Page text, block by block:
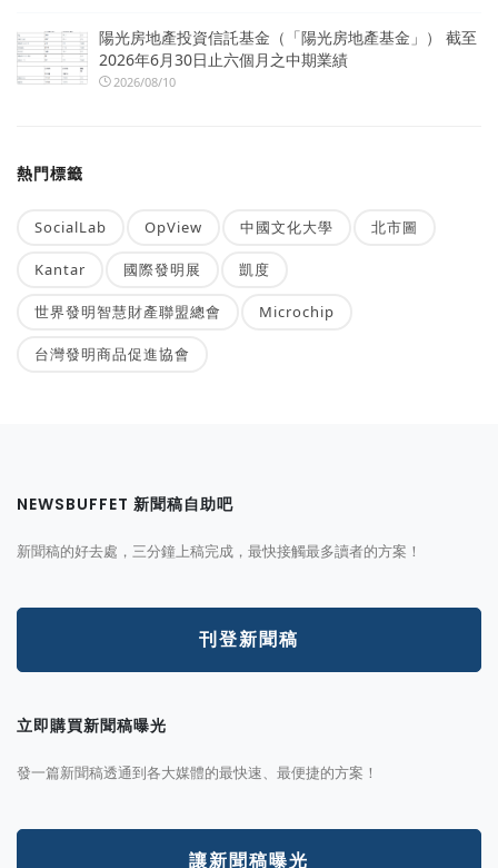
陽光房地產投資信託基金（「陽光房地產基金」） 截至
2026年6月30日止六個月之中期業績
2026/08/10
熱門標籤
SocialLab OpView 中國文化大學 北市圖
Kantar 國際發明展 凱度
世界發明智慧財產聯盟總會 Microchip
台灣發明商品促進協會
NEWSBUFFET 新聞稿自助吧
新聞稿的好去處，三分鐘上稿完成，最快接觸最多讀者的方案！
刊登新聞稿
立即購買新聞稿曝光
發一篇新聞稿透通到各大媒體的最快速、最便捷的方案！
讓新聞稿曝光